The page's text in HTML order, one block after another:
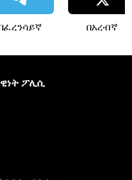
በአረብኛ
ፖሊሲ